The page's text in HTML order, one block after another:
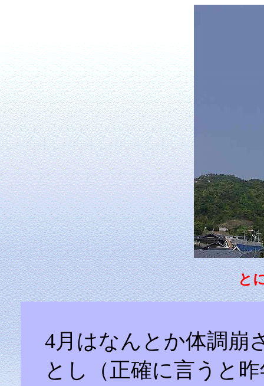
と
4月はなんとか体調崩
とし（正確に言うと